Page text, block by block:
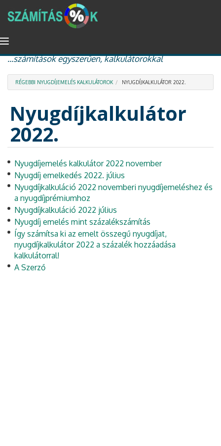
Ugrás
tartalomra
átkapcsolása
százalékszámítás, kamat és kamatos kamat, nyugdíj
...számítások egyszerűen, kalkulátorokkal
RÉGEBBI NYUGDÍJEMELÉS KALKULÁTOROK NYUGDÍJKALKULÁTOR 2022.
Nyugdíjkalkulátor
2022.
Nyugdíjemelés kalkulátor 2022 november
Nyugdíj emelkedés 2022. július
Nyugdíjkalkuláció 2022 novemberi nyugdíjemeléshez és
a nyugdíjprémiumhoz
Nyugdíjkalkuláció 2022 július
Nyugdíj emelés mint százalékszámítás
Így számítsa ki az emelt összegű nyugdíjat,
nyugdíjkalkulátor 2022 a százalék hozzáadása
kalkulátorral!
A Szerző